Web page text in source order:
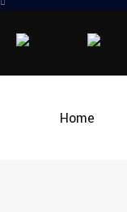
Home